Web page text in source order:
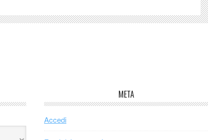
META
Accedi